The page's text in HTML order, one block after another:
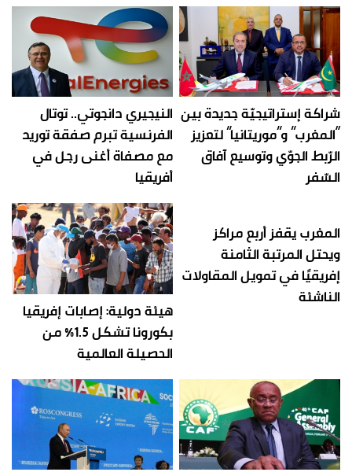
شراكة إستراتيجيّة جديدة بين
“المغرب” و”موريتانيا” لتعزيز
الرّبط الجوّي وتوسيع آفاق
السّفر
النيجيري دانجوتي.. توتال
الفرنسية تبرم صفقة توريد
مع مصفاة أغنى رجل في
أفريقيا
المغرب يقفز أربع مراكز
ويحتل المرتبة الثامنة
إفريقيًا في تمويل المقاولات
الناشئة
هيئة دولية: إصابات إفريقيا
بكورونا تشكل 1.5% من
الحصيلة العالمية